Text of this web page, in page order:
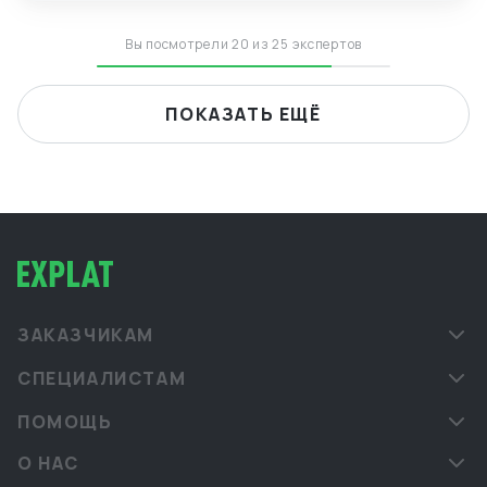
Вы посмотрели 20 из 25 экспертов
ПОКАЗАТЬ ЕЩЁ
ЗАКАЗЧИКАМ
СПЕЦИАЛИСТАМ
ПОМОЩЬ
О НАС